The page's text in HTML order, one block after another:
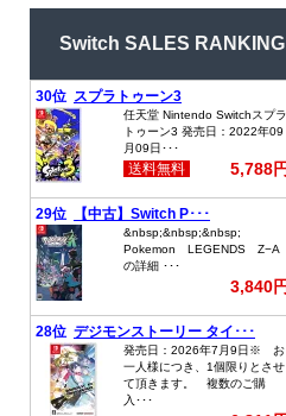
Switch SALES RANKING